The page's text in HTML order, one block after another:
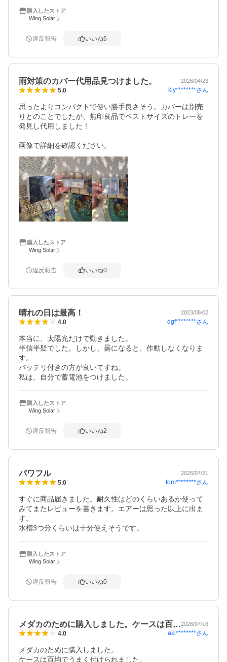
購入したストア
Wing Solar
違反報告 いいね6
雨対策のカバー代用品見つけました。 2026/04/23
5.0 kiy********さん
思ったよりコンパクトで使い勝手良さそう。カバーは別売
りとのことでしたが、無印良品でベストサイズのトレーを
発見し代用しました！
画像で詳細を確認ください。
購入したストア
Wing Solar
違反報告 いいね0
晴れの日は最高！ 2023/08/02
4.0 dgf********さん
本当に、太陽光だけで動きました。
半信半疑でした。しかし、曇になると、作動しなくなりま
す。
バッテリ付きの方が良いてすね。
購入したストア
Wing Solar
違反報告 いいね2
パワフル 2026/07/21
5.0 tom********さん
すぐに商品届きました。耐久性はどのくらいあるか使って
みてまたレビューを書きます。エアーは思った以上に出ま
す。
水槽3つ分くらいは十分使えそうです。
購入したストア
Wing Solar
違反報告 いいね0
メダカのために購入しました。ケースは百…2026/07/16
4.0 aki********さん
メダカのために購入しました。
ケースは百均でうまく付けられました。